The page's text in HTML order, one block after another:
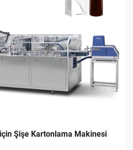
için Şişe Kartonlama Makinesi